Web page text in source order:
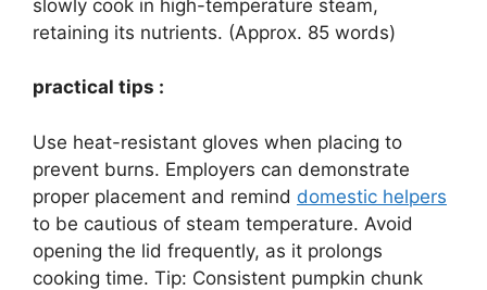
slowly cook in high-temperature steam,
retaining its nutrients. (Approx. 85 words)
practical tips :
Use heat-resistant gloves when placing to
prevent burns. Employers can demonstrate
proper placement and remind domestic helpers
to be cautious of steam temperature. Avoid
opening the lid frequently, as it prolongs
cooking time. Tip: Consistent pumpkin chunk